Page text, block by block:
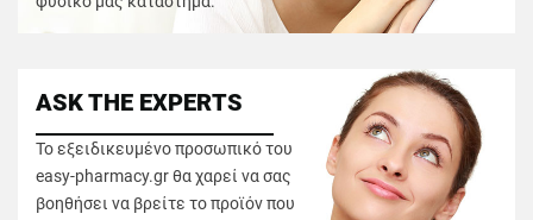
ASK THE EXPERTS
Το εξειδικευμένο προσωπικό του
easy-pharmacy.gr θα χαρεί να σας
βοηθήσει να βρείτε το προϊόν που